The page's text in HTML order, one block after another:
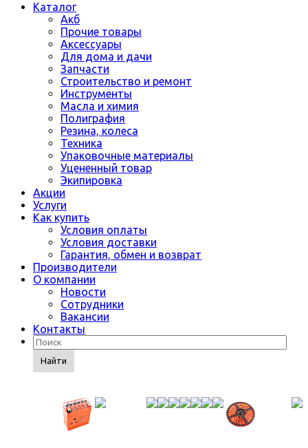
Каталог
Акб
Прочие товары
Аксессуары
Для дома и дачи
Запчасти
Строительство и ремонт
Инструменты
Масла и химия
Полиграфия
Резина, колеса
Техника
Упаковочные материалы
Уцененный товар
Экипировка
Акции
Услуги
Как купить
Условия оплаты
Условия доставки
Гарантия, обмен и возврат
Производители
О компании
Новости
Сотрудники
Вакансии
Контакты
Найти